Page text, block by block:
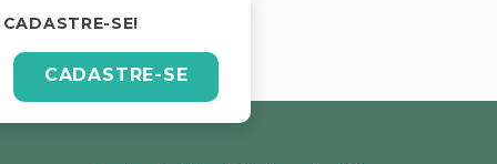
SE!
CADASTRE-SE